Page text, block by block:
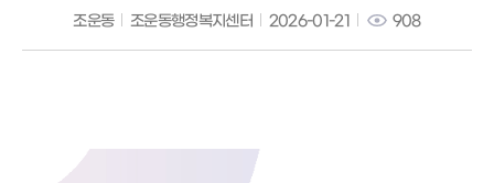
조운동 조운동행정복지센터 2026-01-21 908